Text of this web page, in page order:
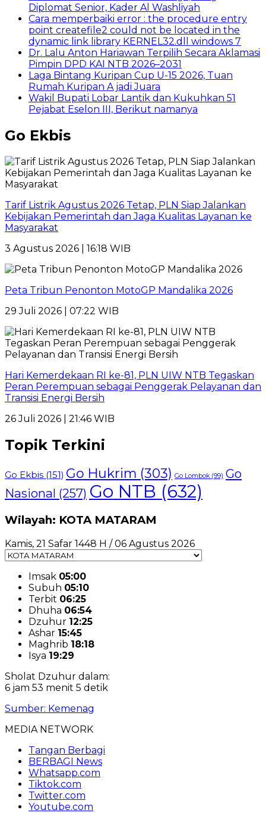
Diplomat Senior, Kader Al Washliyah
Cara memperbaiki error : the procedure entry
point createfile2 could not be located in the
dynamic link library KERNEL32.dll windows 7
Dr. Lalu Anton Hariawan Terpilih Secara Aklamasi
Pimpin DPD KAI NTB 2026–2031
Laga Bintang Kuripan Cup U-15 2026, Tuan
Rumah Kuripan A jadi Juara
Wakil Bupati Lobar Lantik dan Kukuhkan 51
Pejabat Eselon III, Berikut namanya
Go Ekbis
Tarif Listrik Agustus 2026 Tetap, PLN Siap Jalankan
Kebijakan Pemerintah dan Jaga Kualitas Layanan ke
Masyarakat
3 Agustus 2026 | 16:18 WIB
Peta Tribun Penonton MotoGP Mandalika 2026
29 Juli 2026 | 07:22 WIB
Hari Kemerdekaan RI ke-81, PLN UIW NTB Tegaskan
Peran Perempuan sebagai Penggerak Pelayanan dan
Transisi Energi Bersih
26 Juli 2026 | 21:46 WIB
Topik Terkini
Go Ekbis (151) Go Hukrim (303) Go Lombok(99) Go
Nasional (257) Go NTB (632)
Wilayah: KOTA MATARAM
Kamis, 21 Safar 1448 H / 06 Agustus 2026
Imsak 05:00
Subuh 05:10
Terbit 06:25
Dhuha 06:54
Dzuhur 12:25
Ashar 15:45
Maghrib 18:18
Isya 19:29
Sholat Dzuhur dalam:
6 jam 53 menit 4 detik
Sumber: Kemenag
MEDIA NETWORK
Tangan Berbagi
BERBAGI News
Whatsapp.com
Tiktok.com
Twitter.com
Youtube.com